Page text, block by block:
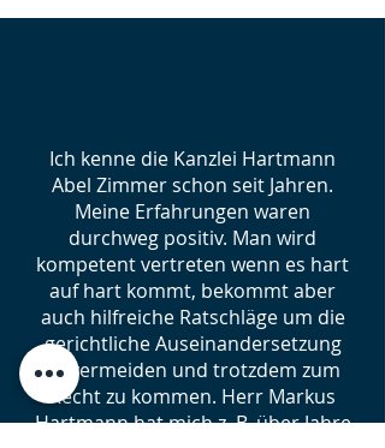
Ich kenne die Kanzlei Hartmann
Abel Zimmer schon seit Jahren.
Meine Erfahrungen waren
durchweg positiv. Man wird
kompetent vertreten wenn es hart
auf hart kommt, bekommt aber
auch hilfreiche Ratschläge um die
gerichtliche Auseinandersetzung
zu vermeiden und trotzdem zum
Recht zu kommen. Herr Markus
Hartmann hat mich z. B. über Jahre